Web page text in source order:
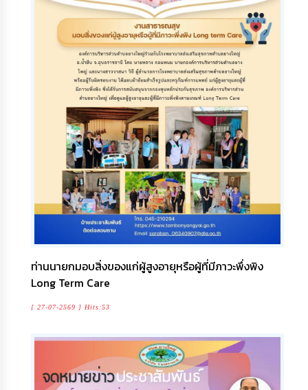
ท่านนายกมอบสิ่งของแก่ผู้สูงอายุหรือผู้ที่มีภาวะพึ่งพิง
Long Term Care
[ 27-07-2569 ] Hits:53